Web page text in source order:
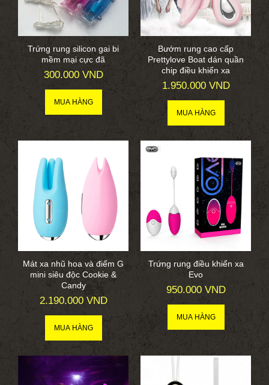
Trứng rung silicon gai bi
mềm mại cực đã
300.000 VND
Bướm rung cao cấp
Prettylove Boat dán quần
chip điều khiển xa
1.950.000 VND
Mát xa nhũ hoa và điểm G
mini siêu độc Cookie &
Candy
2.190.000 VND
Trứng rung điều khiển xa
Evo
950.000 VND